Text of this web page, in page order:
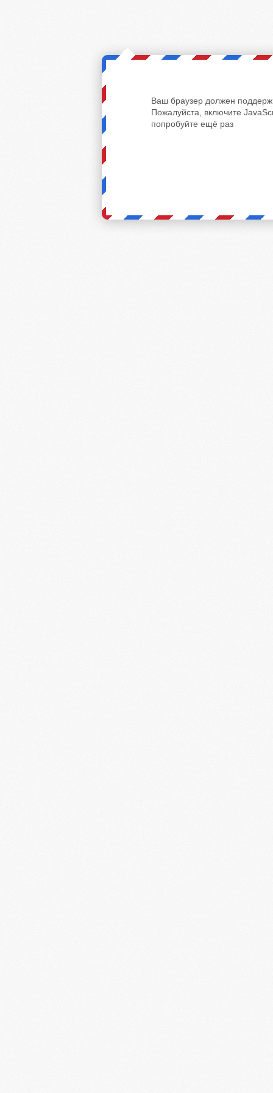
Ваш браузер должен
Пожалуйста, включите
попробуйте ещё раз